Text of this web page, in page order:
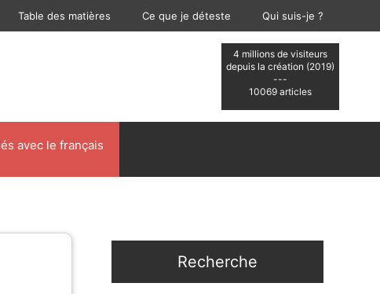
Table des matières Ce que je déteste Qui suis-je ?
4 millions de visiteurs
depuis la création (2019)
---
10069 articles
avec le français
Recherche